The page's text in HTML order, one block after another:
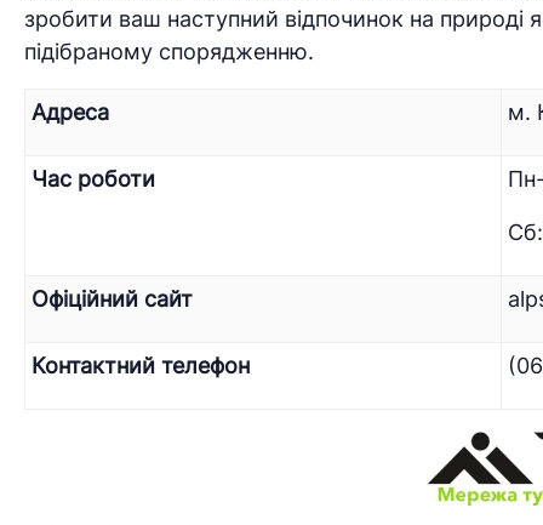
зробити ваш наступний відпочинок на
підібраному спорядженню.
Адреса м.
Час роботи
Офіційний сайт
Контактний телефон